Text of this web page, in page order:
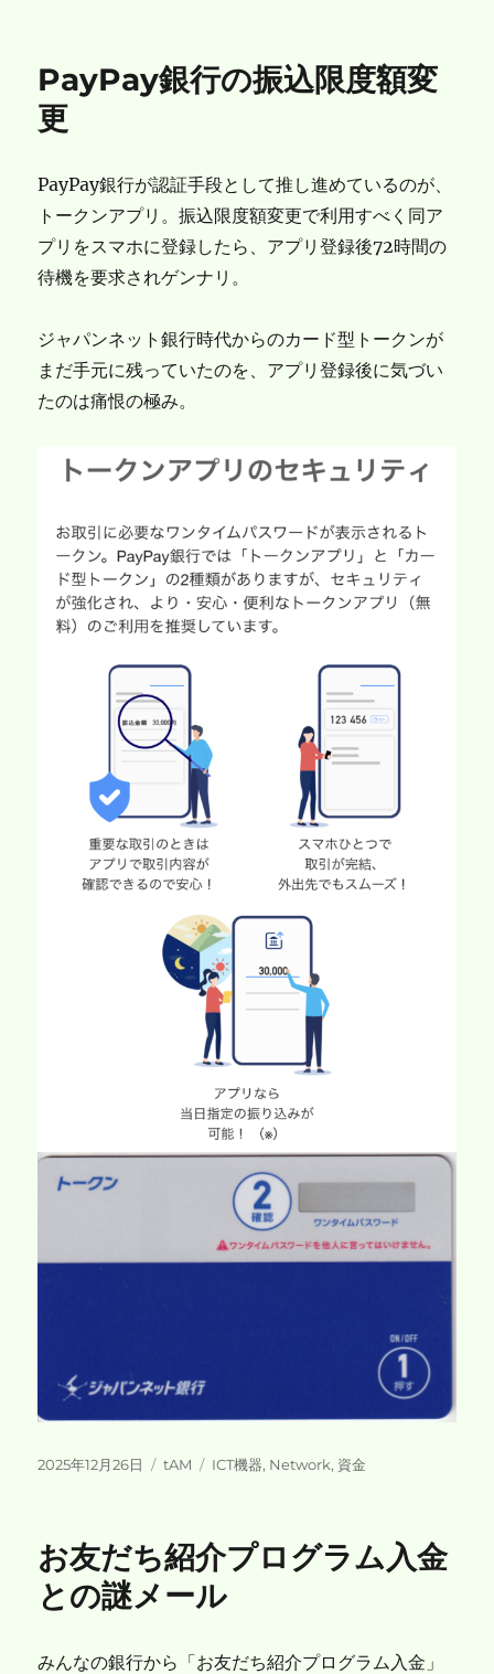
ー
PayPay銀行の振込限度額変
更
PayPay銀行が認証手段として推し進めているのが、
トークンアプリ。振込限度額変更で利用すべく同ア
プリをスマホに登録したら、アプリ登録後72時間の
待機を要求されゲンナリ。
ジャパンネット銀行時代からのカード型トークンが
まだ手元に残っていたのを、アプリ登録後に気づい
たのは痛恨の極み。
投
2025年12月26日
カ
ー
tAM
タ
ICT機器, Network, 資金
お友だち紹介プログラム入金
との謎メール
みんなの銀行から「お友だち紹介プログラム入金」